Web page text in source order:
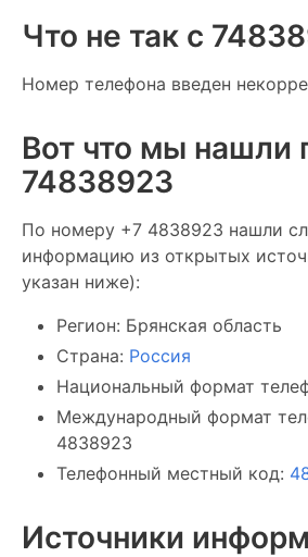
Что не так c
Номер телефона введен
Вот что мы нашли
74838923
По номеру +7 4838923 нашли
информацию из открытых
указан ниже):
Регион: Брянская область
Страна: Россия
Национальный формат
Международный формат
4838923
Телефонный местный код:
Источники